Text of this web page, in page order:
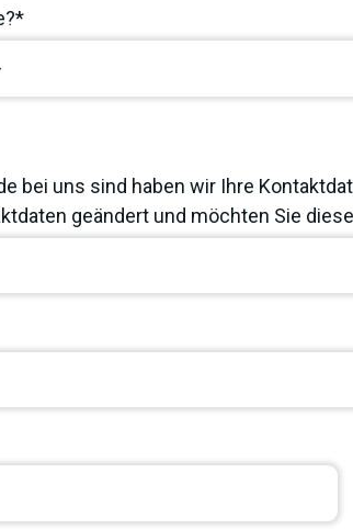
bei uns sind haben wir Ihre
geändert und möchten Sie